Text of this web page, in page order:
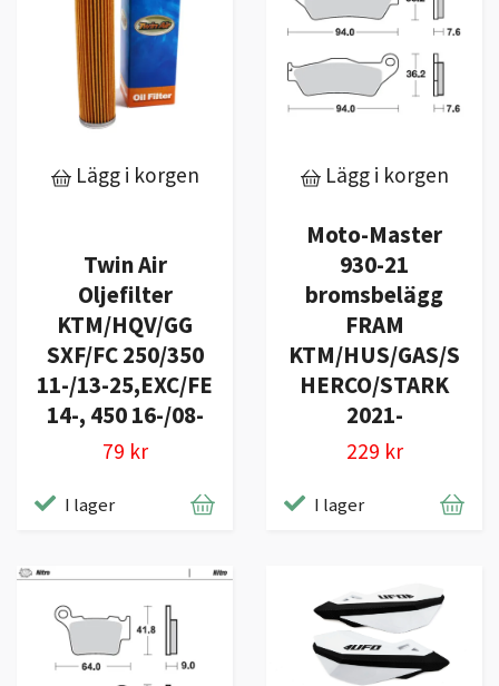
Lägg i korgen
Twin Air
Oljefilter
KTM/HQV/GG
SXF/FC 250/350
11-/13-25,EXC/FE
14-, 450 16-/08-
79 kr
I lager
Lägg i korgen
Moto-Master
930-21
bromsbelägg
FRAM
KTM/HUS/GAS/S
HERCO/STARK
2021-
229 kr
I lager